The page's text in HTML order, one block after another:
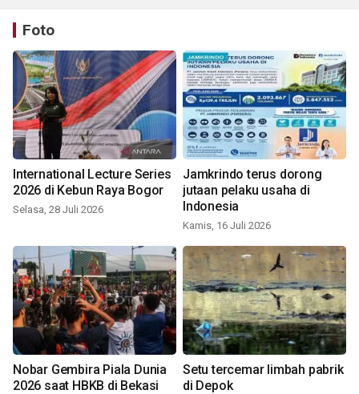
Foto
International Lecture Series
2026 di Kebun Raya Bogor
Selasa, 28 Juli 2026
Jamkrindo terus dorong
jutaan pelaku usaha di
Indonesia
Kamis, 16 Juli 2026
Nobar Gembira Piala Dunia
2026 saat HBKB di Bekasi
Setu tercemar limbah pabrik
di Depok